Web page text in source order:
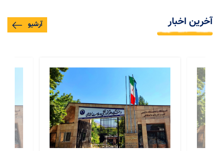
آخرین اخبار آرشیو